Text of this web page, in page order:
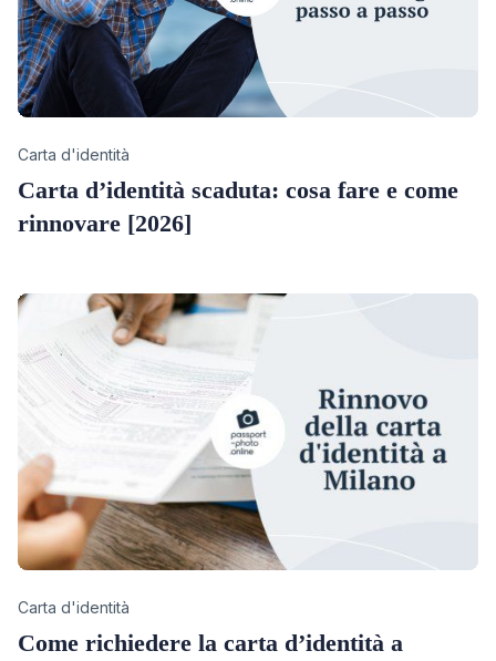
Category
Carta d'identità
Carta d’identità scaduta: cosa fare e come
rinnovare [2026]
Category
Carta d'identità
Come richiedere la carta d’identità a